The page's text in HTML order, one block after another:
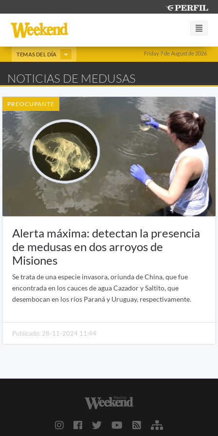
Friday 7 de August de 2026
TEMAS DEL DÍA
NOTICIAS DE MEDUSAS
PREOCUPANTE
Alerta máxima: detectan la presencia
de medusas en dos arroyos de
Misiones
Se trata de una especie invasora, oriunda de China, que fue
encontrada en los cauces de agua Cazador y Saltito, que
desembocan en los ríos Paraná y Uruguay, respectivamente.
Publicado: 28-11-2024 11:44